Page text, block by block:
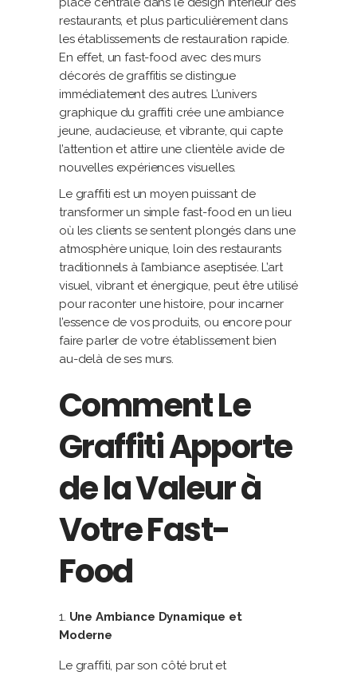
restaurants, et plus particulièrement dans
les établissements de restauration rapide.
En effet, un fast-food avec des murs
décorés de graffitis se distingue
immédiatement des autres. L’univers
graphique du graffiti crée une ambiance
jeune, audacieuse, et vibrante, qui capte
l’attention et attire une clientèle avide de
nouvelles expériences visuelles.
Le graffiti est un moyen puissant de
transformer un simple fast-food en un lieu
où les clients se sentent plongés dans une
atmosphère unique, loin des restaurants
traditionnels à l’ambiance aseptisée. L’art
visuel, vibrant et énergique, peut être utilisé
pour raconter une histoire, pour incarner
l’essence de vos produits, ou encore pour
faire parler de votre établissement bien
au-delà de ses murs.
Comment Le
Graffiti Apporte
de la Valeur à
Votre Fast-
Food
Une Ambiance Dynamique et
Moderne
Le graffiti, par son côté brut et